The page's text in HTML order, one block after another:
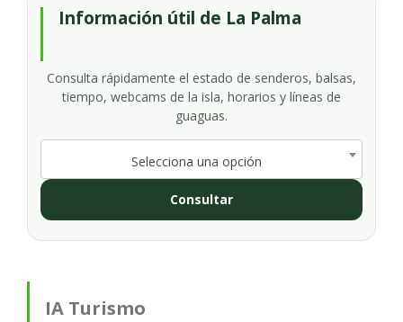
Información útil de La Palma
Consulta rápidamente el estado de senderos, balsas,
tiempo, webcams de la isla, horarios y líneas de
guaguas.
Selecciona una opción
Consultar
IA Turismo